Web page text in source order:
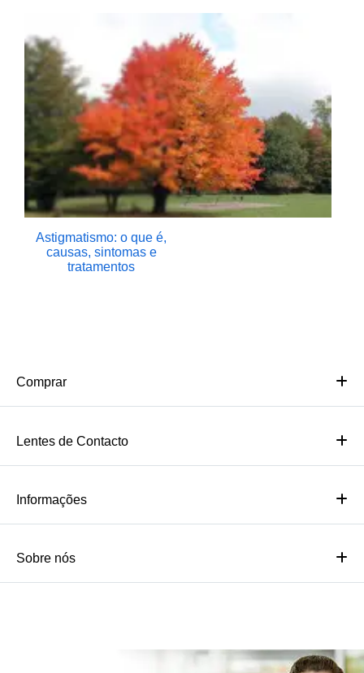
Astigmatismo: o que é,
causas, sintomas e
tratamentos
Comprar
Lentes de Contacto
Informações
Sobre nós